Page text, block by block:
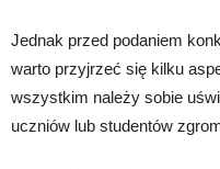
Jednak przed podaniem
warto przyjrzeć się kilku
wszystkim należy sobie
uczniów lub studentów